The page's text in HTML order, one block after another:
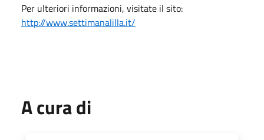
Per ulteriori informazioni, visitate il sito:
http://www.settimanalilla.it/
A cura di